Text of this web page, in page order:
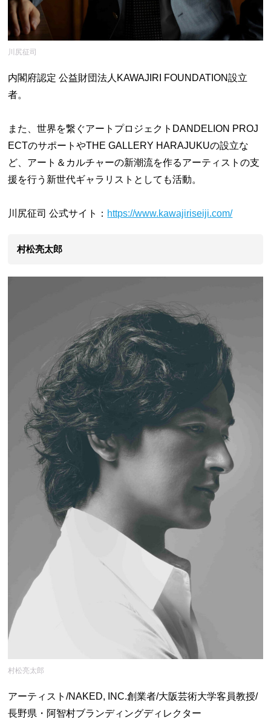
川尻征司
内閣府認定 公益財団法人KAWAJIRI FOUNDATION設立
者。
また、世界を繋ぐアートプロジェクトDANDELION PROJ
ECTのサポートやTHE GALLERY HARAJUKUの設立な
ど、アート＆カルチャーの新潮流を作るアーティストの支
援を行う新世代ギャラリストとしても活動。
川尻征司 公式サイト： https://www.kawajiriseiji.com/
村松亮太郎
村松亮太郎
アーティスト/NAKED, INC.創業者/大阪芸術大学客員教授/
長野県・阿智村ブランディングディレクター